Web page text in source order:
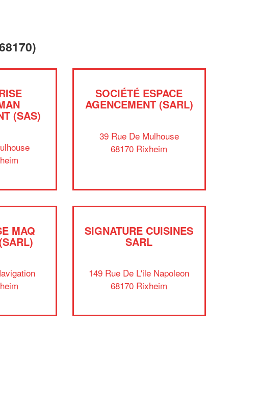
(SAS)
SOCIÉTÉ ESPACE
AGENCEMENT (SARL)
39 Rue De Mulhouse
68170 Rixheim
MAQ SIGNATURE CUISINES
SARL
149 Rue De L'ile Napoleon
68170 Rixheim
Vous êtes un
professionnel ?
vosmargestout en gagnant de
nouveaux clients
En savoir plus